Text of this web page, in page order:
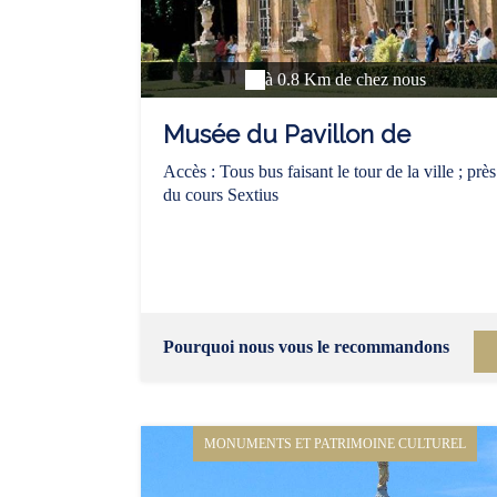
à 0.8 Km de chez nous
Musée du Pavillon de
Vendôme
Accès : Tous bus faisant le tour de la ville ; près
du cours Sextius
Pourquoi nous vous le recommandons
MONUMENTS ET PATRIMOINE CULTUREL